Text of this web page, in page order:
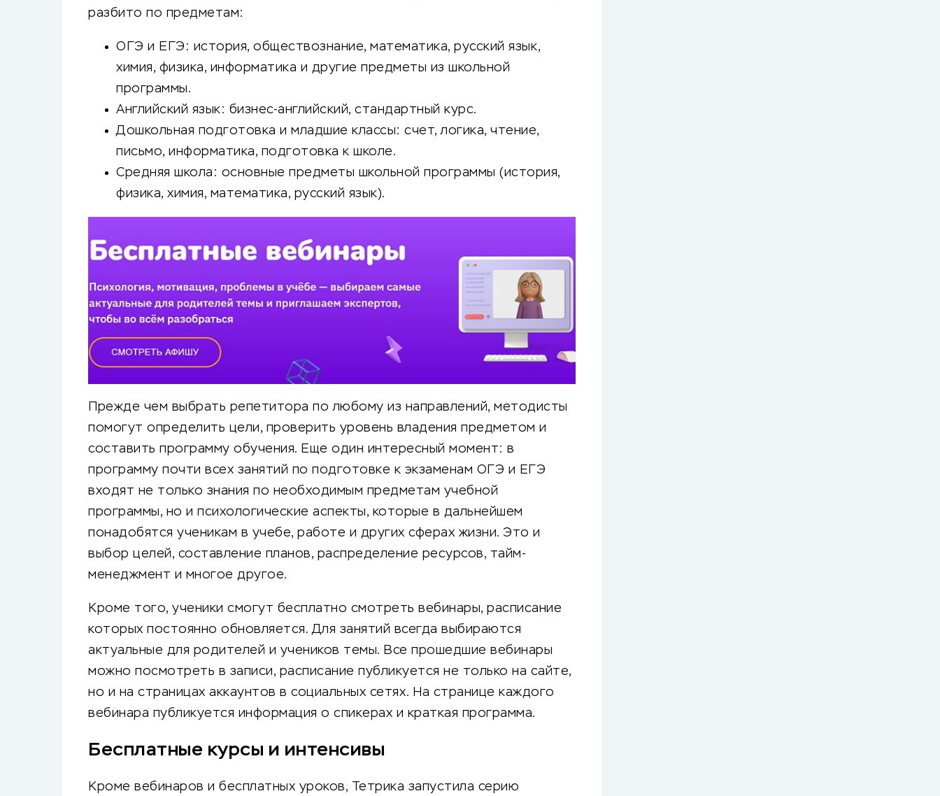
разбито по предметам:
ОГЭ и ЕГЭ: история, обществознание, математика, русский язык,
химия, физика, информатика и другие предметы из школьной
программы.
Английский язык: бизнес-английский, стандартный курс.
Дошкольная подготовка и младшие классы: счет, логика, чтение,
письмо, информатика, подготовка к школе.
Средняя школа: основные предметы школьной программы (история,
физика, химия, математика, русский язык).
Прежде чем выбрать репетитора по любому из направлений, методисты
помогут определить цели, проверить уровень владения предметом и
составить программу обучения. Еще один интересный момент: в
программу почти всех занятий по подготовке к экзаменам ОГЭ и ЕГЭ
входят не только знания по необходимым предметам учебной
программы, но и психологические аспекты, которые в дальнейшем
понадобятся ученикам в учебе, работе и других сферах жизни. Это и
выбор целей, составление планов, распределение ресурсов, тайм-
менеджмент и многое другое.
Кроме того, ученики смогут бесплатно смотреть вебинары, расписание
которых постоянно обновляется. Для занятий всегда выбираются
актуальные для родителей и учеников темы. Все прошедшие вебинары
можно посмотреть в записи, расписание публикуется не только на сайте,
но и на страницах аккаунтов в социальных сетях. На странице каждого
вебинара публикуется информация о спикерах и краткая программа.
Бесплатные курсы и интенсивы
Кроме вебинаров и бесплатных уроков, Тетрика запустила серию